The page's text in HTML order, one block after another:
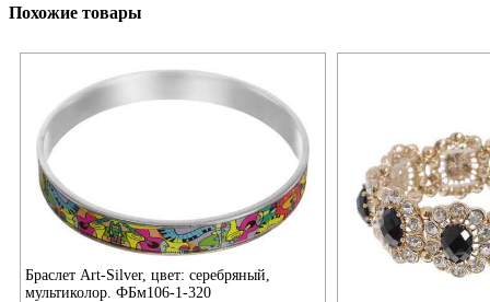
Похожие товары
Браслет Art-Silver, цвет: серебряный,
мультиколор. ФБм106-1-320